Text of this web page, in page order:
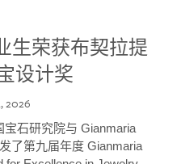
生荣获布契拉提
设计奖
2026
宝石研究院与 Gianmaria
了第九届年度 Gianmaria